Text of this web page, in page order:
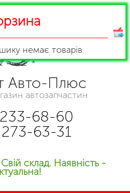
Авто-Плюс
автозапчастин
68-60
63-31
склад. Наявність -
немає товарів